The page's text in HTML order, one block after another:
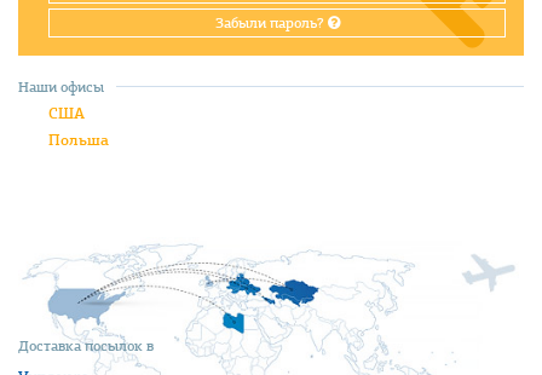
Забыли пароль?
Доставка посылок в
Наши офисы
США
Польша